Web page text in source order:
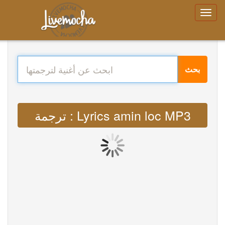
بحث
ترجمة : Lyrics amin loc MP3